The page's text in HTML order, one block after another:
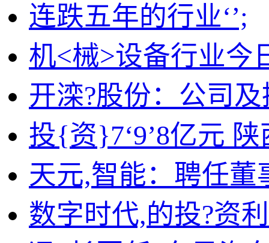
连跌五年的行业‘’;
机<械>设备行业今
开滦?股份：公司
投{资}7‘9’8亿元
天元,智能：聘任董
数字时代,的投?资